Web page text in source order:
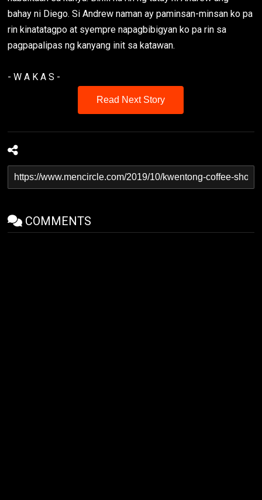
bahay ni Diego. Si Andrew naman ay paminsan-minsan ko pa
rin kinatatagpo at syempre napagbibigyan ko pa rin sa
pagpapalipas ng kanyang init sa katawan.
- W A K A S -
Read Next Story
COMMENTS